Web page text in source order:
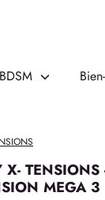
BDSM
X- TENSIONS
MEGA 3